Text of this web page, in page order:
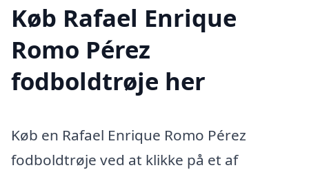
Køb Rafael Enrique
Romo Pérez
fodboldtrøje her
Køb en Rafael Enrique Romo Pérez
fodboldtrøje ved at klikke på et af